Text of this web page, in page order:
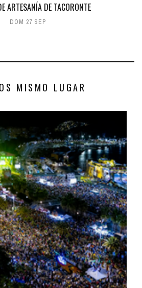
ARTESANÍA DE TACORONTE
DOM 27 SEP
MISMO LUGAR